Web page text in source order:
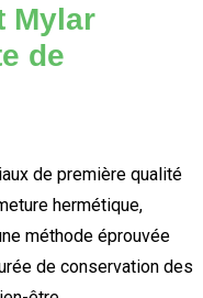
Mylar
de
de première qualité
hermétique,
méthode éprouvée
de conservation des